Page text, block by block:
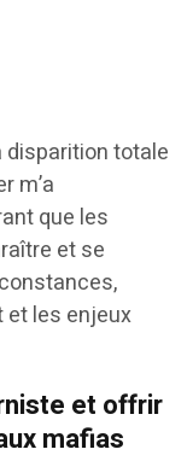
disparition totale
m’a
que les
et se
et les enjeux
et offrir
mafias